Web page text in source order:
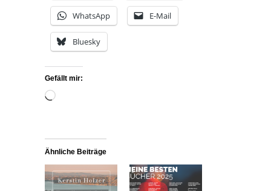
WhatsApp E-Mail
Bluesky
Gefällt mir:
Wird
Ähnliche Beiträge